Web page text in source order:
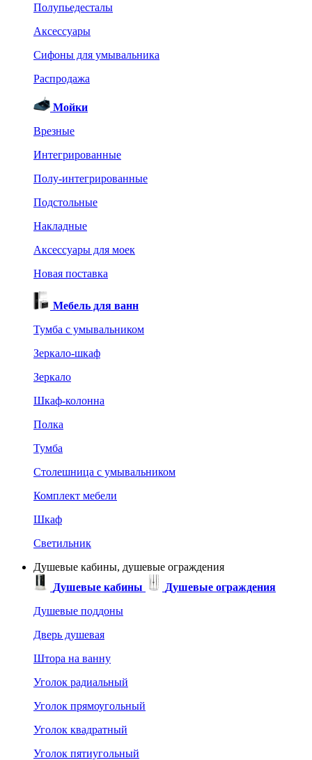
Полупьедесталы
Аксессуары
Сифоны для умывальника
Распродажа
Мойки
Врезные
Интегрированные
Полу-интегрированные
Подстольные
Накладные
Аксессуары для моек
Новая поставка
Мебель для ванн
Тумба с умывальником
Зеркало-шкаф
Зеркало
Шкаф-колонна
Полка
Тумба
Столешница с умывальником
Комплект мебели
Шкаф
Светильник
Душевые кабины, душевые ограждения
Душевые кабины
Душевые ограждения
Душевые поддоны
Дверь душевая
Штора на ванну
Уголок радиальный
Уголок прямоугольный
Уголок квадратный
Уголок пятиугольный